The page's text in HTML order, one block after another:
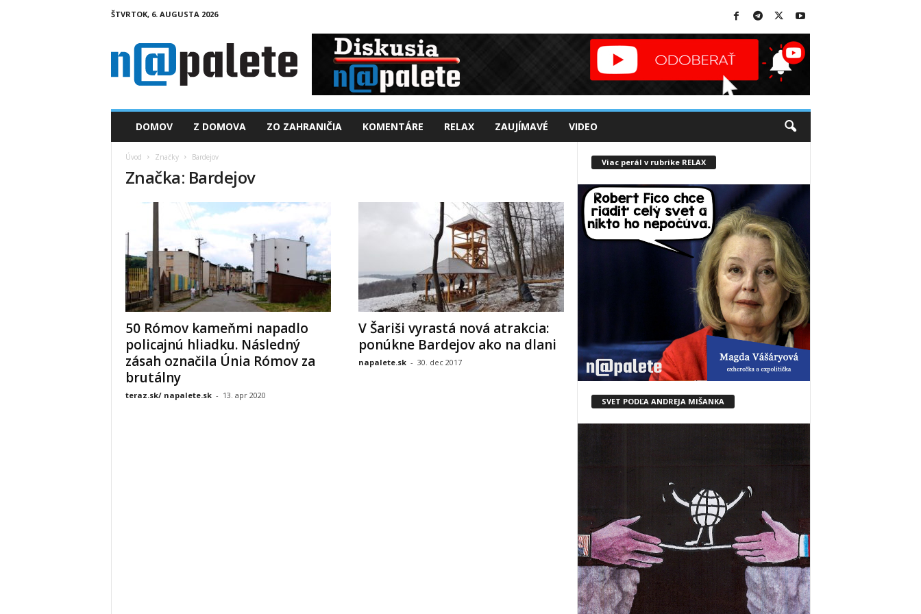
ŠTVRTOK, 6. AUGUSTA 2026
a
DOMOV Z DOMOVA ZO ZAHRANIČIA KOMENTÁRE RELAX ZAUJÍMAVÉ VIDEO
Úvod Značky Bardejov
Značka: Bardejov
50 Rómov kameňmi napadlo
policajnú hliadku. Následný
zásah označila Únia Rómov za
brutálny
teraz.sk/ napalete.sk - 13. apr 2020
V Šariši vyrastá nová atrakcia:
ponúkne Bardejov ako na dlani
napalete.sk - 30. dec 2017
Viac perál v rubrike RELAX
SVET PODĽA ANDREJA MIŠANKA